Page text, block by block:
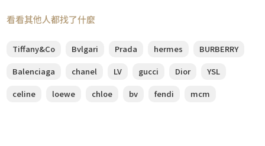
看看其他人都找了什麼
Tiffany&Co Bvlgari Prada hermes
BURBERRY
Balenciaga
chanel LV gucci Dior
YSL
celine
loewe chloe bv fendi mcm